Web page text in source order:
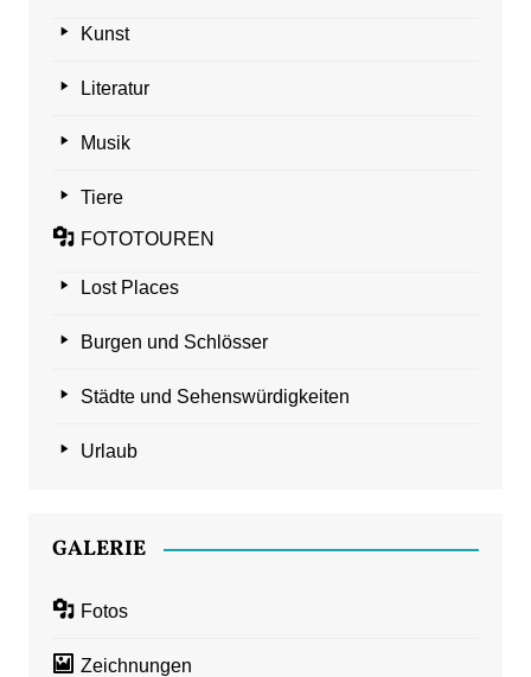
Kunst
Literatur
Musik
Tiere
FOTOTOUREN
Lost Places
Burgen und Schlösser
Städte und Sehenswürdigkeiten
Urlaub
GALERIE
Fotos
Zeichnungen